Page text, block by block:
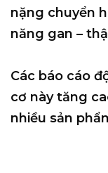
nặng chuyển
năng gan –
Các báo cáo
cơ này tăng
nhiều sản